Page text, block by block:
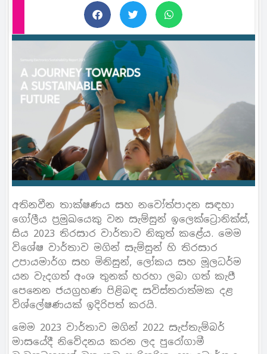
අතිනවීන තාක්ෂණය සහ නවෝත්පාදන සඳහා
ගෝලීය ප‍්‍රමුඛයෙකු වන සැම්සුන් ඉලෙක්ට්‍රොනික්ස්,
සිය 2023 තිරසාර වාර්තාව නිකුත් කළේය. මෙම
විශේෂ වාර්තාව මගින් සැම්සුන් හි තිරසාර
උපායමාර්ග සහ මිනිසුන්, ලෝකය සහ මූලධර්ම
යන වැදගත් අංශ තුනක් හරහා ලබා ගත් කැපී
පෙනෙන ජයග‍්‍රහණ පිළිබඳ සවිස්තරාත්මක දළ
විශ්ලේෂණයක් ඉදිරිපත් කරයි.
මෙම 2023 වාර්තාව මගින් 2022 සැප්තැම්බර්
මාසයේදී නිවේදනය කරන ලද පුරෝගාමී